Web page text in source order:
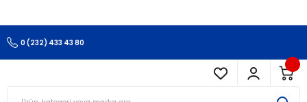
0 (232) 433 43 80